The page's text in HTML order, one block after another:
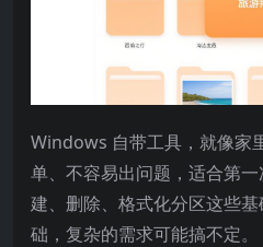
Windows 自带工具，就像家
单、不容易出问题，适合第
建、删除、格式化分区这些
础，复杂的需求可能搞不定。​